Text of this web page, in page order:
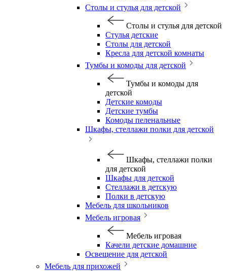
Столы и стулья для детской
Столы и стулья для детской
Стулья детские
Столы для детской
Кресла для детской комнаты
Тумбы и комоды для детской
Тумбы и комоды для
детской
Детские комоды
Детские тумбы
Комоды пеленальные
Шкафы, стеллажи полки для детской
Шкафы, стеллажи полки
для детской
Шкафы для детской
Стеллажи в детскую
Полки в детскую
Мебель для школьников
Мебель игровая
Мебель игровая
Качели детские домашние
Освещение для детской
Мебель для прихожей